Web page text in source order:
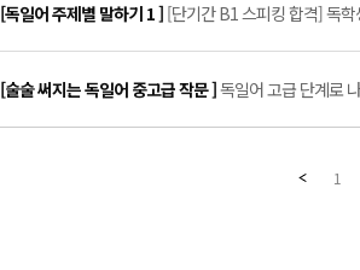
[독일어 주제별 말하기 1 ] [단기간 B1 스피킹 합격] 독
[술술 써지는 독일어 중고급 작문 ]독일어 고급 단계로
1